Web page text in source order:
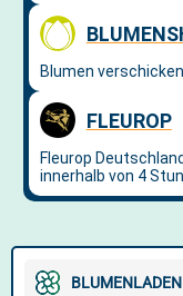
BLUMENLADEN